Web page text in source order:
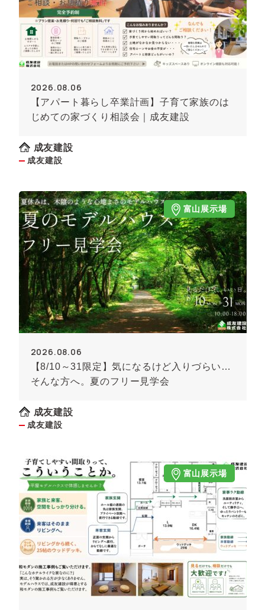
2026.08.06
【アパート暮らし卒業計画】子育て家族のは
じめての家づくり相談会｜成友建設
成友建設
成友建設
富山展示場
2026.08.06
【8/10～31限定】気になるけど入りづらい…
そんな方へ。夏のフリー見学会
成友建設
成友建設
富山展示場